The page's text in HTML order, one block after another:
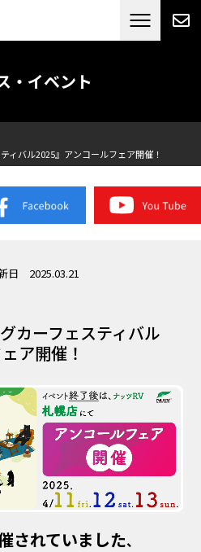
・イベント
ィバル2025』アンコールフェア開催！
日 2025.03.21
カーフェスティバル
ア開催！
されていました、